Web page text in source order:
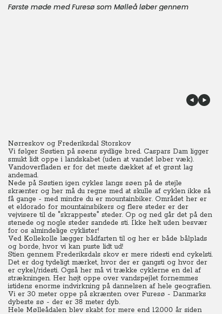
Første møde med Furesø som Mølleå løber gennem
Nørreskov og Frederiksdal Storskov
Vi følger Søstien på søens sydlige bred. Caspars Dam ligger
smukt lidt oppe i landskabet (uden at vandet løber væk).
Vandoverfladen er for det meste dækket af et grønt lag
andemad.
Nede på Søstien igen cykles langs søen på de stejle
skrænter og her må du regne med at skulle af cyklen ikke så
få gange - med mindre du er mountainbiker. Området her er
et eldorado for mountainsbikers og flere steder er der
vejvisere til de "skrappeste" steder. Op og ned går det på den
stenede og nogle steder sandede sti. Ikke helt uden besvær
for os almindelige cyklister!
Ved Kollekolle lægger bådfarten til og her er både bålplads
og borde, hvor vi kan puste lidt ud!
Stien gennem Frederiksdals skov er mere ridesti end cykelsti.
Det er dog tydeligt mærket, hvor der er gangsti og hvor der
er cykel/ridesti. Også her må vi trække cyklerne en del af
strækningen. Her højt oppe over vandspejlet fornemmes
istidens enorme indvirkning på dannelsen af hele geografien.
Vi er 30 meter oppe på skrænten over Furesø - Danmarks
dybeste sø - der er 38 meter dyb.
Hele Mølleådalen blev skabt for mere end 12.000 år siden